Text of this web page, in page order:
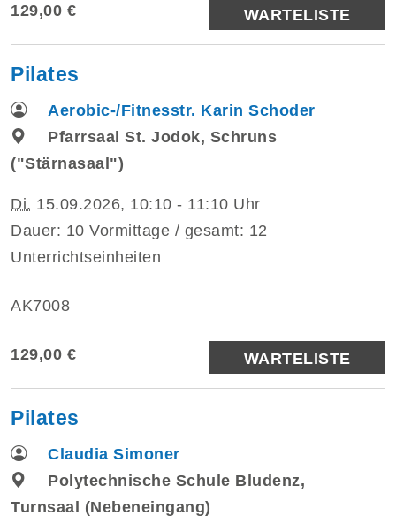
129,00 € WARTELISTE
Pilates
Aerobic-/Fitnesstr. Karin Schoder
Pfarrsaal St. Jodok, Schruns
("Stärnasaal")
Di. 15.09.2026, 10:10 - 11:10 Uhr
Dauer: 10 Vormittage / gesamt: 12
Unterrichtseinheiten
AK7008
129,00 € WARTELISTE
Pilates
Claudia Simoner
Polytechnische Schule Bludenz,
Turnsaal (Nebeneingang)